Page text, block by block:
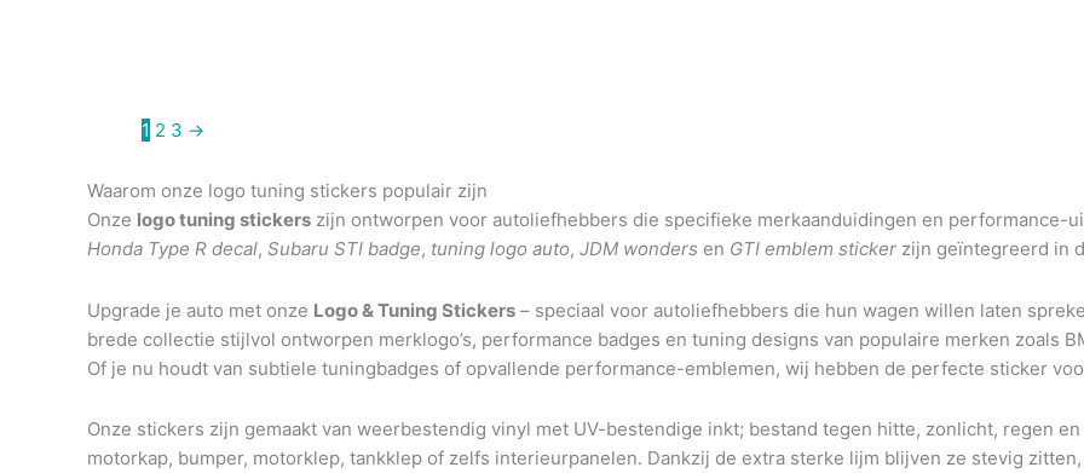
1 2 3 →
Waarom onze logo tuning stickers populair zijn
Onze logo tuning stickers zijn ontworpen voor autoliefhebbers die specifieke merkaanduidingen en performance-
Honda Type R decal, Subaru STI badge, tuning logo auto, JDM wonders en GTI emblem sticker zijn geïntegreerd in
Upgrade je auto met onze Logo & Tuning Stickers – speciaal voor autoliefhebbers die hun wagen willen laten
brede collectie stijlvol ontworpen merklogo’s, performance badges en tuning designs van populaire merken zoals
Of je nu houdt van subtiele tuningbadges of opvallende performance-emblemen, wij hebben de perfecte sticker
Onze stickers zijn gemaakt van weerbestendig vinyl met UV-bestendige inkt; bestand tegen hitte, zonlicht, regen
motorkap, bumper, motorklep, tankklep of zelfs interieurpanelen. Dankzij de extra sterke lijm blijven ze stevig